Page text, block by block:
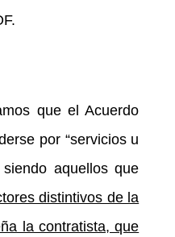
que el Acuerdo
por “servicios u
siendo aquellos que
distintivos de la
la contratista, que